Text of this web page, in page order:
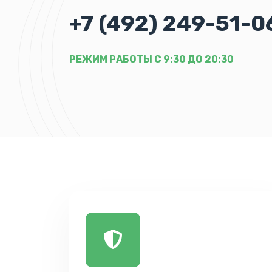
+7 (492) 249-51-
РЕЖИМ РАБОТЫ С 9:30 ДО 20:30